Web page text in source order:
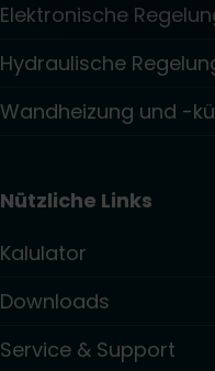
Elektronische
Hydraulische
Wandheizung und -
Nützliche Links
Kalulator
Downloads
Service & Support